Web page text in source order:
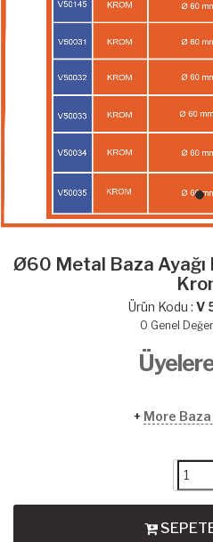
Ø60 Metal Baza
Ürün Kodu : V
0 Genel
+ More Baza